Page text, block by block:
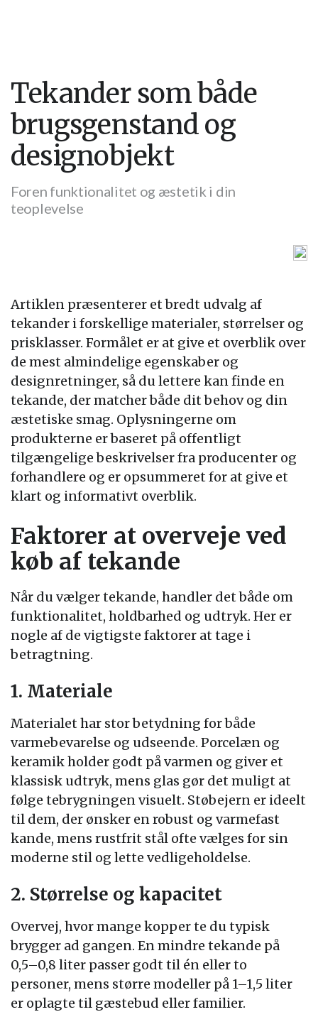
Tekander som både
brugsgenstand og
designobjekt
Foren funktionalitet og æstetik i din
teoplevelse
Artiklen præsenterer et bredt udvalg af
tekander i forskellige materialer, størrelser og
prisklasser. Formålet er at give et overblik over
de mest almindelige egenskaber og
designretninger, så du lettere kan finde en
tekande, der matcher både dit behov og din
æstetiske smag. Oplysningerne om
produkterne er baseret på offentligt
tilgængelige beskrivelser fra producenter og
forhandlere og er opsummeret for at give et
klart og informativt overblik.
Faktorer at overveje ved
køb af tekande
Når du vælger tekande, handler det både om
funktionalitet, holdbarhed og udtryk. Her er
nogle af de vigtigste faktorer at tage i
betragtning.
1. Materiale
Materialet har stor betydning for både
varmebevarelse og udseende. Porcelæn og
keramik holder godt på varmen og giver et
klassisk udtryk, mens glas gør det muligt at
følge tebrygningen visuelt. Støbejern er ideelt
til dem, der ønsker en robust og varmefast
kande, mens rustfrit stål ofte vælges for sin
moderne stil og lette vedligeholdelse.
2. Størrelse og kapacitet
Overvej, hvor mange kopper te du typisk
brygger ad gangen. En mindre tekande på
0,5–0,8 liter passer godt til én eller to
personer, mens større modeller på 1–1,5 liter
er oplagte til gæstebud eller familier.